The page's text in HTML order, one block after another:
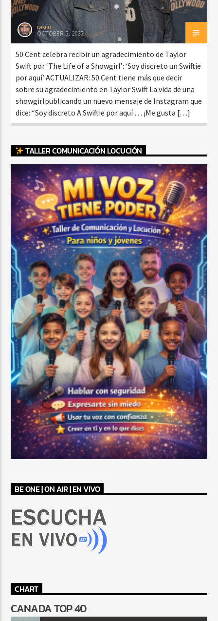
rasco
OCTOBER 5, 2025
50 Cent celebra recibir un agradecimiento de Taylor
Swift por ‘The Life of a Showgirl’: ‘Soy discreto un Swiftie
por aquí’ ACTUALIZAR: 50 Cent tiene más que decir
sobre su agradecimiento en Taylor Swift La vida de una
showgirlpublicando un nuevo mensaje de Instagram que
dice: “Soy discreto A Swiftie por aquí … ¡Me gusta […]
TALLER COMUNICACIÓN LOCUCIÓN
BE ONE | ON AIR | EN VIVO
CHART
CANADA TOP 40